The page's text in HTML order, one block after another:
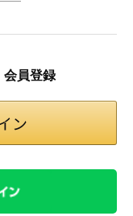
会員登録